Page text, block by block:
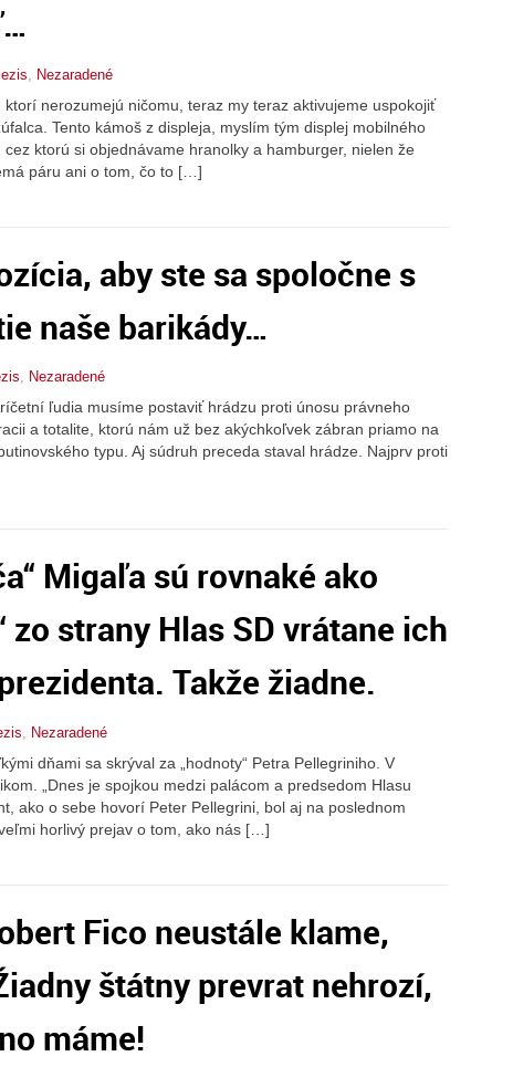
Nezaradené
nerozumejú ničomu, teraz my teraz aktivujeme uspokojiť
Tento kámoš z displeja, myslím tým displej mobilného
ktorú si objednávame hranolky a hamburger, nielen že
páru ani o tom, čo to […]
aby ste sa spoločne s
naše barikády…
, Nezaradené
ľudia musíme postaviť hrádzu proti únosu právneho
a totalite, ktorú nám už bez akýchkoľvek zábran priamo na
typu. Aj súdruh preceda staval hrádze. Najprv proti
Migaľa sú rovnaké ako
zo strany Hlas SD vrátane ich
Takže žiadne.
Nezaradené
dňami sa skrýval za „hodnoty“ Petra Pellegriniho. V
„Dnes je spojkou medzi palácom a predsedom Hlasu
ako o sebe hovorí Peter Pellegrini, bol aj na poslednom
horlivý prejav o tom, ako nás […]
Fico neustále klame,
štátny prevrat nehrozí,
máme!